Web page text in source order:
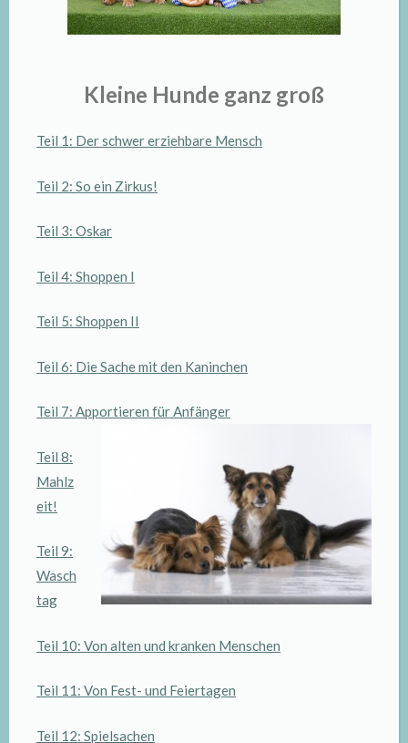
Kleine Hunde ganz groß
Teil 1: Der schwer erziehbare Mensch
Teil 2: So ein Zirkus!
Teil 3: Oskar
Teil 4: Shoppen I
Teil 5: Shoppen II
Teil 6: Die Sache mit den Kaninchen
Teil 7: Apportieren für Anfänger
Teil 8:
Mahlz
eit!
Teil 9:
Wasch
tag
Teil 10: Von alten und kranken Menschen
Teil 11: Von Fest- und Feiertagen
Teil 12: Spielsachen